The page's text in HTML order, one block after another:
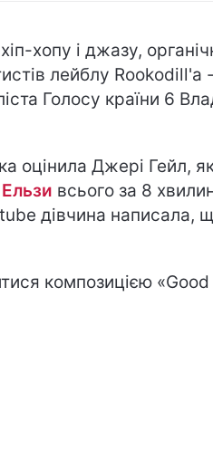
хопу і джазу,
лейблу Rookodill'a -
Голосу країни 6
оцінила Джері Гейл,
всього за 8
дівчина написала,
композицією «Good